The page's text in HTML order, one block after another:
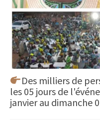
Des milliers de
les 05 jours de
janvier au dimanche